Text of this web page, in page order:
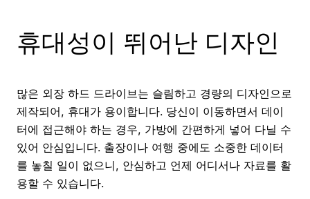
휴대성이 뛰어난 디자인
많은 외장 하드 드라이브는 슬림하고 경량의 디자인으로
제작되어, 휴대가 용이합니다. 당신이 이동하면서 데이
터에 접근해야 하는 경우, 가방에 간편하게 넣어 다닐 수
있어 안심입니다. 출장이나 여행 중에도 소중한 데이터
를 놓칠 일이 없으니, 안심하고 언제 어디서나 자료를 활
용할 수 있습니다.